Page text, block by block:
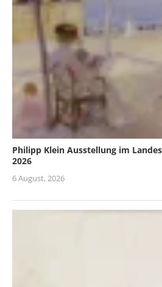
Philipp Klein Ausstellung im
2026
6 August, 2026